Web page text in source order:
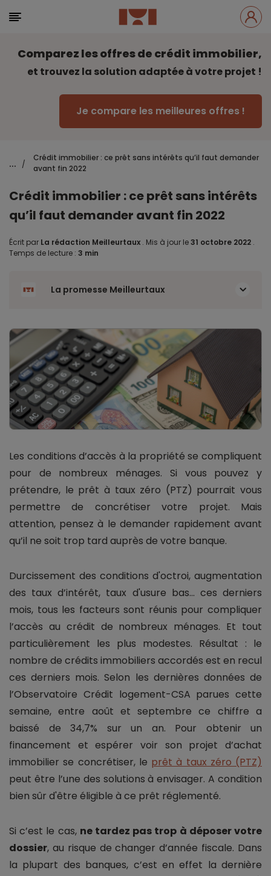
Comparez les offres de crédit immobilier,
et trouvez la solution adaptée à votre projet !
Je compare les meilleures offres !
... /
Crédit immobilier : ce prêt sans intérêts qu’il faut demander
avant fin 2022
Crédit immobilier : ce prêt sans intérêts
qu’il faut demander avant fin 2022
Écrit par La rédaction Meilleurtaux . Mis à jour le31 octobre 2022 .
Temps de lecture : 3 min
La promesse Meilleurtaux
Les conditions d’accès à la propriété se compliquent
pour de nombreux ménages. Si vous pouvez y
prétendre, le prêt à taux zéro (PTZ) pourrait vous
permettre de concrétiser votre projet. Mais
attention, pensez à le demander rapidement avant
qu’il ne soit trop tard auprès de votre banque.
Durcissement des conditions d'octroi, augmentation
des taux d’intérêt, taux d'usure bas... ces derniers
mois, tous les facteurs sont réunis pour compliquer
l’accès au crédit de nombreux ménages. Et tout
particulièrement les plus modestes. Résultat : le
nombre de crédits immobiliers accordés est en recul
ces derniers mois. Selon les dernières données de
l’Observatoire Crédit logement-CSA parues cette
semaine, entre août et septembre ce chiffre a
baissé de 34,7% sur un an. Pour obtenir un
financement et espérer voir son projet d’achat
immobilier se concrétiser, le prêt à taux zéro (PTZ)
peut être l’une des solutions à envisager. A condition
bien sûr d'être éligible à ce prêt réglementé.
Si c’est le cas, ne tardez pas trop à déposer votre
dossier, au risque de changer d’année fiscale. Dans
la plupart des banques, c’est en effet la dernière